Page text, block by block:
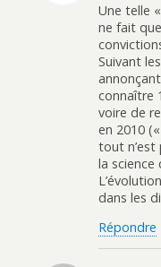
Une telle
ne fait
Suivant
connaître
voire de
en 2010
tout n’est
la science
dans les
Répondre